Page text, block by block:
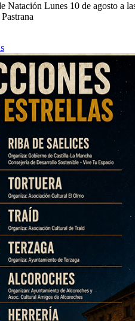
Lunes 10 de agosto a